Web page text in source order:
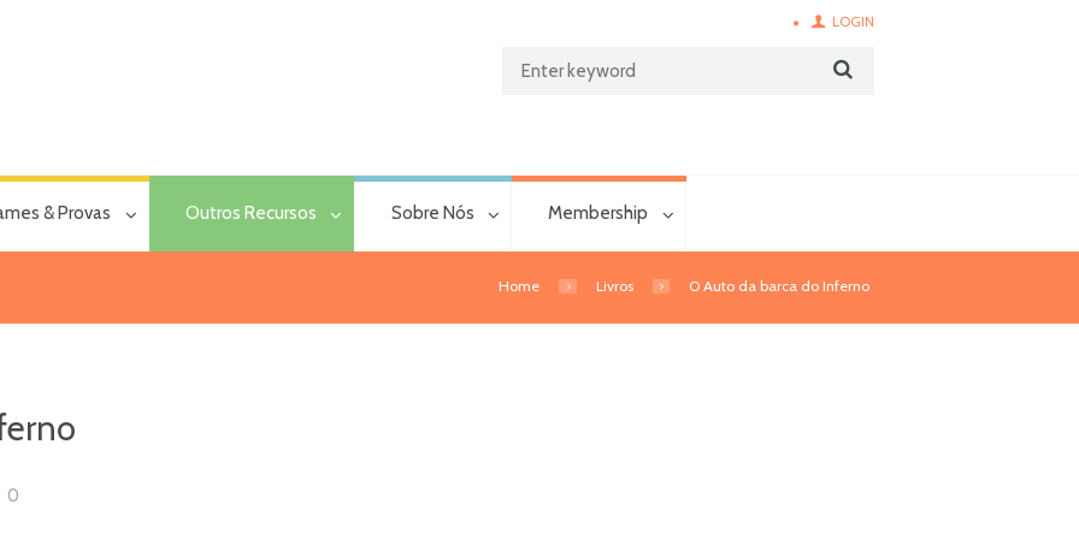
LOGIN
& Provas Outros Recursos Sobre Nós Membership
Home Livros O Auto da barca do Inferno
0